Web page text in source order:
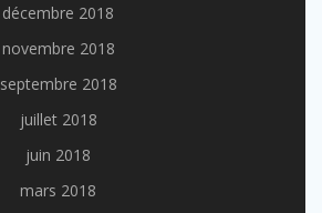
décembre 2018
novembre 2018
septembre 2018
juillet 2018
juin 2018
mars 2018